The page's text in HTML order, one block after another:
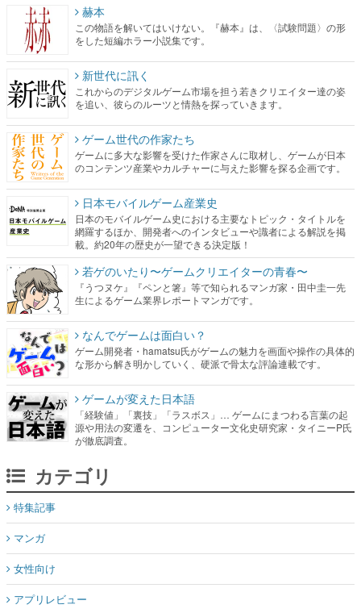
赫本
この物語を解いてはいけない。『赫本』は、〈試験問題〉の形
をした短編ホラー小説集です。
新世代に訊く
これからのデジタルゲーム市場を担う若きクリエイター達の姿
を追い、彼らのルーツと情熱を探っていきます。
ゲーム世代の作家たち
ゲームに多大な影響を受けた作家さんに取材し、ゲームが日本
のコンテンツ産業やカルチャーに与えた影響を探る企画です。
日本モバイルゲーム産業史
日本のモバイルゲーム史における主要なトピック・タイトルを
網羅するほか、開発者へのインタビューや識者による解説を掲
載。約20年の歴史が一望できる決定版！
若ゲのいたり〜ゲームクリエイターの青春〜
『うつヌケ』『ペンと箸』等で知られるマンガ家・田中圭一先
生によるゲーム業界レポートマンガです。
なんでゲームは面白い？
ゲーム開発者・hamatsu氏がゲームの魅力を画面や操作の具体的
な形から解き明かしていく、硬派で骨太な評論連載です。
ゲームが変えた日本語
「経験値」「裏技」「ラスボス」… ゲームにまつわる言葉の起
源や用法の変遷を、コンピューター文化史研究家・タイニーP氏
が徹底調査。
カテゴリ
特集記事
マンガ
女性向け
アプリレビュー